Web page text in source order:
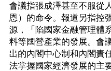
會議指張成澤甚至不服從
恩）的命令。報道另指控
源，「陷國家金融管理體
料等國營產業的發展。會
出的內閣中心制和內閣責
法掌握國家經濟發展的主